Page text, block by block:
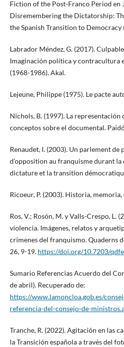
Fiction of the Post-Franco Period en
Disremembering the Dictatorship:
the Spanish Transition to Democracy
Labrador Méndez, G. (2017).
Imaginación política y contracultura
(1968-1986). Akal.
Lejeune, Philippe (1975). Le pacte
Nichols, B. (1997). La representación
conceptos sobre el documental.
Renaudet, I. (2003). Un parlement de
d’opposition au franquisme durant
dictature et la transition
Ricoeur, P. (2003). Historia,
Ros, V.; Rosón, M. y Valls-Crespo, L.
violencia. Imágenes, relatos y
crímenes del franquismo. Quaderns
26, 9-19. https://doi.org/10.7203/
Sumario Referencias Acuerdo del
de abril). Recuperado de:
https://www.lamoncloa.gob.es/
referencia-del-consejo-de-
Tranche, R. (2022). Agitación en las
la Transición española a través del